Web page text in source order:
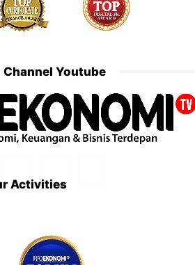
Channel Youtube
Activities